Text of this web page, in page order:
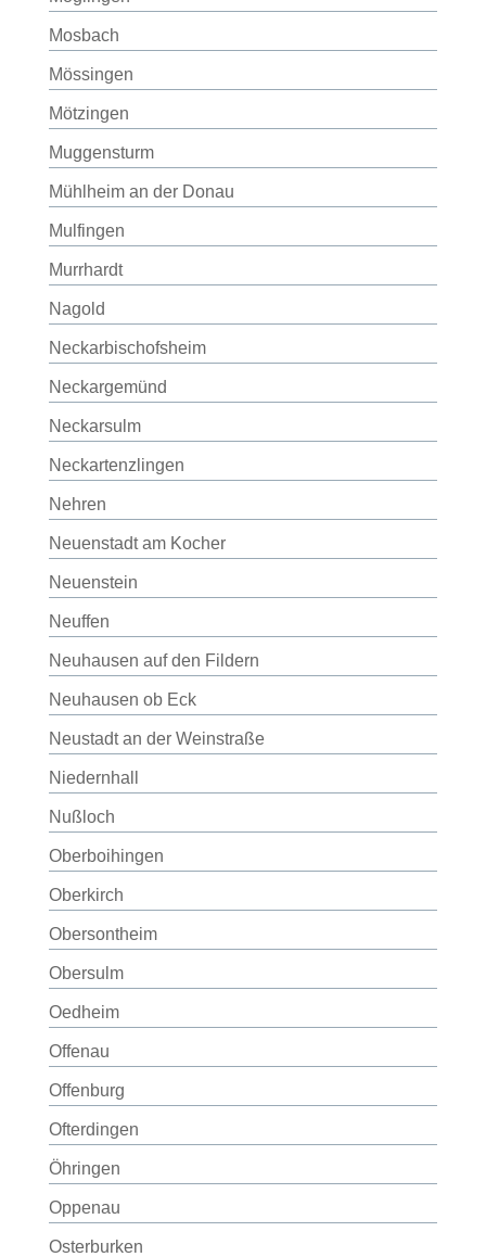
Mosbach
Mössingen
Mötzingen
Muggensturm
Mühlheim an der Donau
Mulfingen
Murrhardt
Nagold
Neckarbischofsheim
Neckargemünd
Neckarsulm
Neckartenzlingen
Nehren
Neuenstadt am Kocher
Neuenstein
Neuffen
Neuhausen auf den Fildern
Neuhausen ob Eck
Neustadt an der Weinstraße
Niedernhall
Nußloch
Oberboihingen
Oberkirch
Obersontheim
Obersulm
Oedheim
Offenau
Offenburg
Ofterdingen
Öhringen
Oppenau
Osterburken